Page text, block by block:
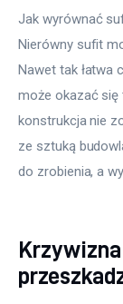
Salon
Jak wyrównać
Nierówny sufit
Nawet tak łatwa
może okazać się
konstrukcja nie
ze sztuką
do zrobienia, a